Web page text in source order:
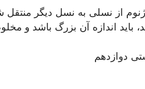
ژنوم از نسلی به نسل دیگر
باید اندازه آن بزرگ باشد و
دوازدهم